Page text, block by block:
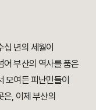
십 년의 세월이
어 부산의 역사를 품은
모여든 피난민들이
, 이제 부산의